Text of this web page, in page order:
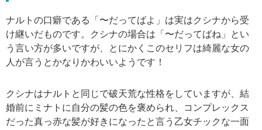
ナルトの口癖である「〜だってばよ」は実はクシナから受
け継いだものです。クシナの場合は「〜だってばね」とい
う言い方が多いですが、とにかくこのセリフは綺麗な女の
人が言うとかなりかわいいようです！
クシナはナルトと同じで破天荒な性格をしていますが、結
婚前にミナトに自分の髪の色を褒められ、コンプレックス
だった真っ赤な髪が好きになったと言う乙女チックな一面